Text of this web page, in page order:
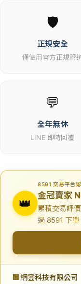
🛡️
正規安全
僅使用官方正規管
💬
全年無休
LINE 即時回覆
👑
8591 交易平台
金冠賣家
累積交易評價
過 8591 下單
🏢 網雲科技有限公司